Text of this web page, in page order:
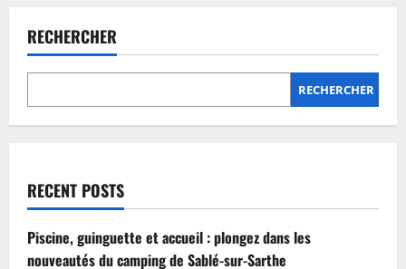
en
Lozère
:
mon
choisir
sans
RECHERCHER
RECHERCHER
RECENT POSTS
Piscine, guinguette et accueil : plongez dans les
nouveautés du camping de Sablé-sur-Sarthe